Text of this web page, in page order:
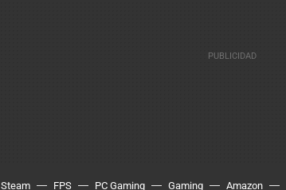
Steam FPS PC Gaming Gaming Amazon